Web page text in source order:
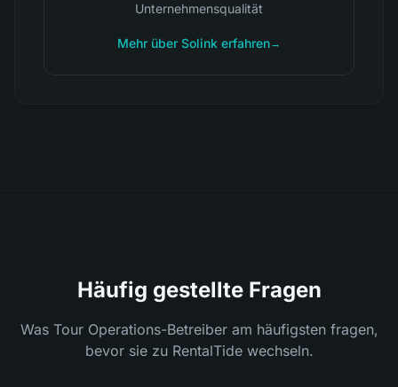
Unternehmensqualität
Mehr über Solink erfahren→
Häufig gestellte Fragen
Was Tour Operations-Betreiber am häufigsten fragen,
bevor sie zu RentalTide wechseln.